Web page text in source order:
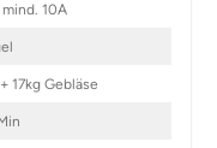
10A
17kg Gebläse